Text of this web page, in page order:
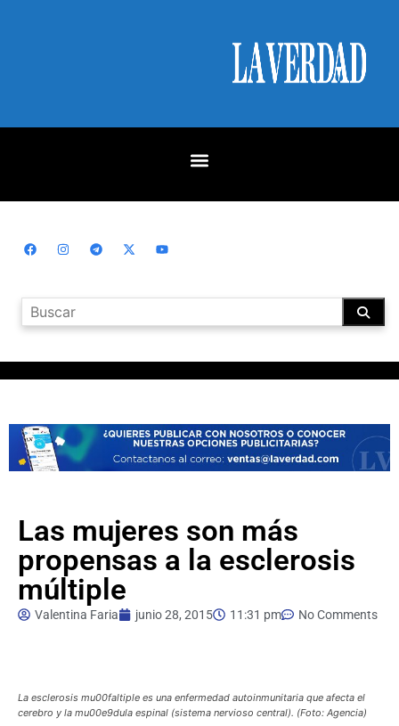
Las mujeres son más
propensas a la esclerosis
múltiple
Valentina Faria junio 28, 2015 11:31 pm No Comments
La esclerosis mu00faltiple es una enfermedad autoinmunitaria que afecta el
cerebro y la mu00e9dula espinal (sistema nervioso central). (Foto: Agencia)